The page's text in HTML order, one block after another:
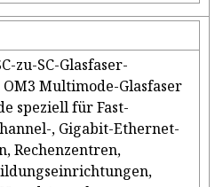
zu-SC-Glasfaser-
Multimode-Glasfaser
speziell für Fast-
, Gigabit-Ethernet-
Rechenzentren,